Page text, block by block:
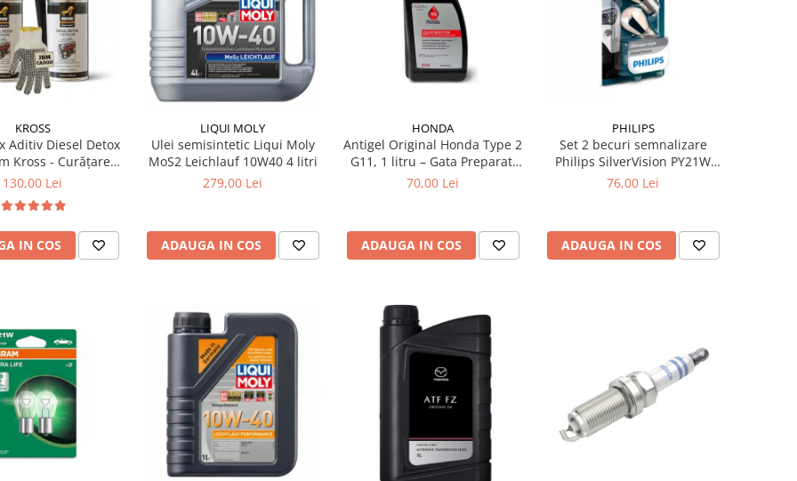
KROSS
Aditiv Diesel Detox
Kross - Curățare
+5 Puncte Cetanic
130,00 Lei
IN COS
LIQUI MOLY
Ulei semisintetic Liqui Moly
MoS2 Leichlauf 10W40 4 litri
279,00 Lei
ADAUGA IN COS
HONDA
Antigel Original Honda Type 2
G11, 1 litru – Gata Preparat,
All Season, Protecție -36°C
70,00 Lei
ADAUGA IN COS
PHILIPS
Set 2 becuri semnalizare
Philips SilverVision PY21W
BAU15s 12V 21W
76,00 Lei
ADAUGA IN COS